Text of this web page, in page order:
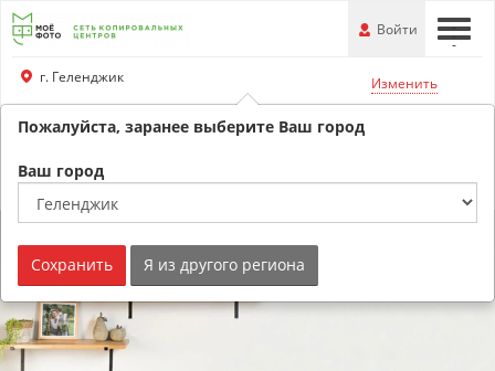
Перейти
основной
информации
---
Войти
г. Геленджик Изменить
Обратный звонок
Пожалуйста, заранее выберите Ваш город
Ваш город
Сохранить Я из другого региона